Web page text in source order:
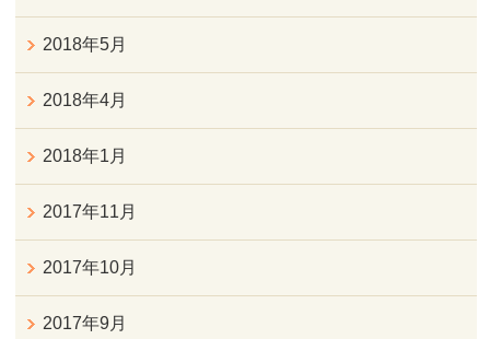
2018年5月
2018年4月
2018年1月
2017年11月
2017年10月
2017年9月